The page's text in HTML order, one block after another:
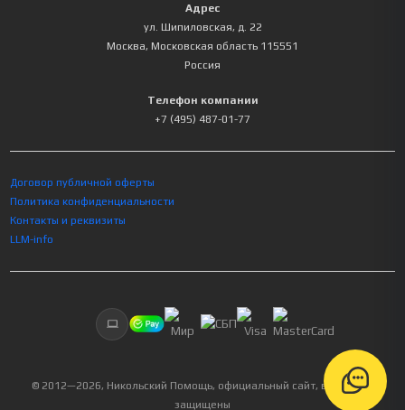
Адрес
ул. Шипиловская, д. 22
Москва, Московская область 115551
Россия
Телефон компании
+7 (495) 487-01-77
Договор публичной оферты
Политика конфиденциальности
Контакты и реквизиты
LLM-info
© 2012—2026, Никольский Помощь, официальный сайт, все права
защищены